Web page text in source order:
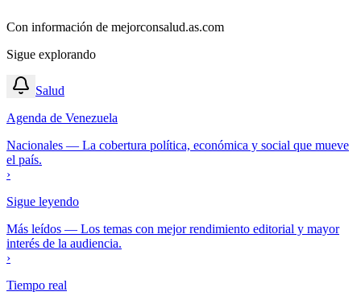
Con información de mejorconsalud.as.com
Sigue explorando
Salud
Agenda de Venezuela
Nacionales — La cobertura política, económica y social que mueve
el país.
›
Sigue leyendo
Más leídos — Los temas con mejor rendimiento editorial y mayor
interés de la audiencia.
›
Tiempo real